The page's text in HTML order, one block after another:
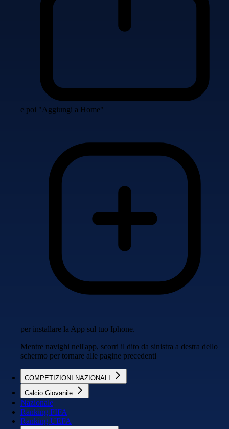
e poi "Aggiungi a Home"
per installare la App sul tuo Iphone.
Mentre navighi nell'app, scorri il dito da sinistra a destra dello
schermo per tornare alle pagine precedenti
COMPETIZIONI NAZIONALI
Calcio Giovanile
Nazionale
Ranking FIFA
Ranking UEFA